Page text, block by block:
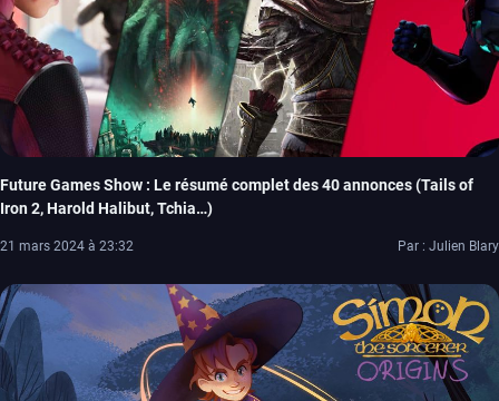
Future Games Show : Le résumé complet des 40 annonces (Tails of
Iron 2, Harold Halibut, Tchia…)
21 mars 2024 à 23:32 Par : Julien Blary